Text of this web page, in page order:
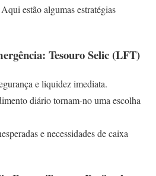
estão algumas estratégias
Tesouro Selic (LFT)
e liquidez imediata.
diário tornam-no uma escolha
e necessidades de caixa